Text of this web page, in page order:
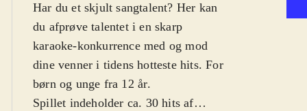
Har du et skjult sangtalent? Her kan
du afprøve talentet i en skarp
karaoke-konkurrence med og mod
dine venner i tidens hotteste hits. For
børn og unge fra 12 år.
Spillet indeholder ca. 30 hits af